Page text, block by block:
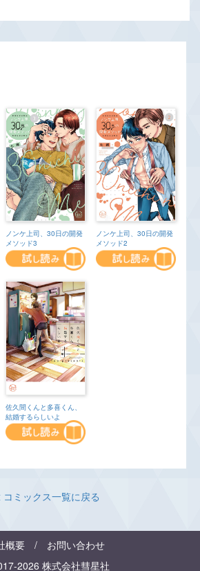
ノンケ上司、30日の開発
メソッド3
ノンケ上司、30日の開発
メソッド2
佐久間くんと多喜くん、
結婚するらしいよ
ミックス一覧に戻る
概要 / お問い合わせ
2026 株式会社彗星社